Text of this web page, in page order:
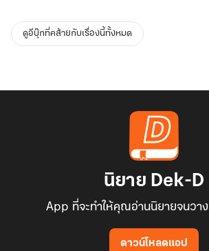
ดูอีบุ๊กที่คล้ายกับเรื่องนี้ทั้งหมด
นิยาย Dek-D
App ที่จะทำให้คุณอ่านนิยายจนวา
ดาวน์โหลดแอป